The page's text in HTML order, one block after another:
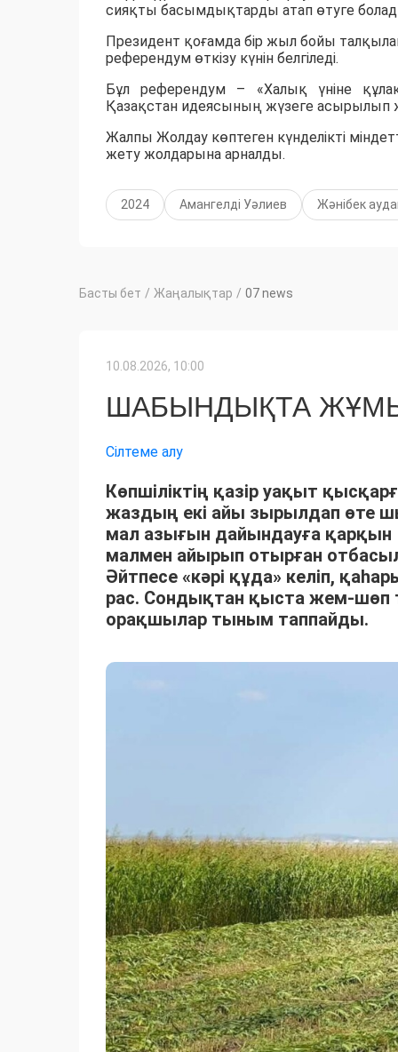
сияқты басымдықтарды атап өтуге
Президент қоғамда бір жыл бойы
референдум өткізу күнін белгіледі.
Бұл референдум – «Халық үніне
Қазақстан идеясының жүзеге асырылып
Жалпы Жолдау көптеген күнделікті
жету жолдарына арналды.
2024 Амангелді Уәлиев Жәнібек
Басты бет / Жаңалықтар / 07 news
10.08.2026, 10:00
ШАБЫНДЫҚТА
Сілтеме алу
Көпшіліктің қазір уақыт
жаздың екі айы зырылдап өте
мал азығын дайындауға
малмен айырып отырған
Әйтпесе «кәрі құда» келіп,
рас. Сондықтан қыста жем-шөп
орақшылар тыным таппайды.